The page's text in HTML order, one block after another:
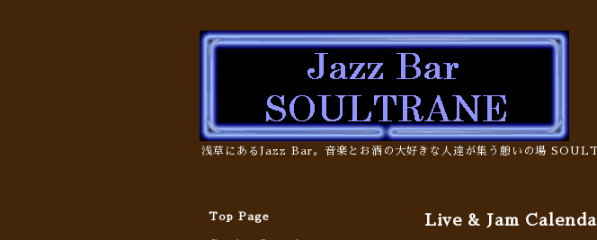
浅草にあるJazz Bar。音楽とお酒の大好きな人達が集う憩いの場
Live & Jam
Top Page